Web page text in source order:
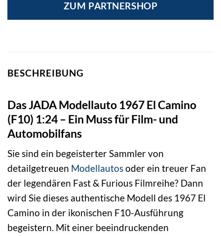
ZUM PARTNERSHOP
BESCHREIBUNG
Das JADA Modellauto 1967 El Camino
(F10) 1:24 – Ein Muss für Film- und
Automobilfans
Sie sind ein begeisterter Sammler von
detailgetreuen Modellautosoder ein treuer Fan
der legendären Fast & Furious Filmreihe? Dann
wird Sie dieses authentische Modell des 1967 El
Camino in der ikonischen F10-Ausführung
begeistern. Mit einer beeindruckenden